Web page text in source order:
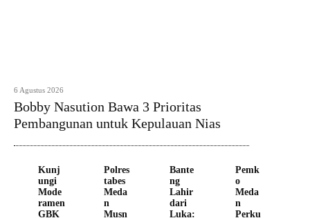
6 Agustus 2026
Bobby Nasution Bawa 3 Prioritas
Pembangunan untuk Kepulauan Nias
Kunj
ungi
Mode
ramen
GBK
Polres
tabes
Meda
n
Musn
Bante
ng
Lahir
dari
Luka:
Pemk
o
Meda
n
Perku